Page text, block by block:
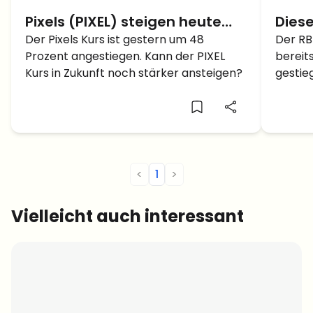
Pixels (PIXEL) steigen heute
um 48 %: Was ist der Grund?
Der Pixels Kurs ist gestern um 48
Prozent angestiegen. Kann der PIXEL
Kurs in Zukunft noch stärker ansteigen?
Was
Der
< 1 >
Vielleicht auch interessant